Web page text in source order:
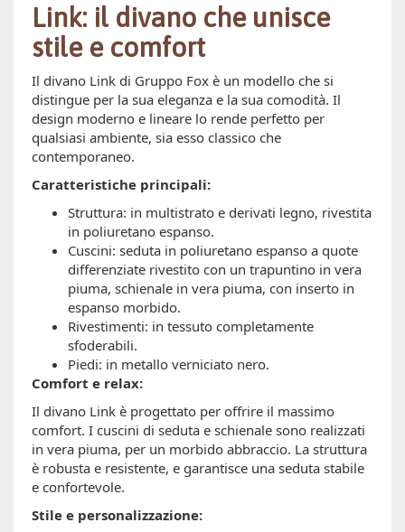
Link: il divano che unisce
stile e comfort
Il divano Link di Gruppo Fox è un modello che si
distingue per la sua eleganza e la sua comodità. Il
design moderno e lineare lo rende perfetto per
qualsiasi ambiente, sia esso classico che
contemporaneo.
Caratteristiche principali:
Struttura: in multistrato e derivati legno, rivestita
in poliuretano espanso.
Cuscini: seduta in poliuretano espanso a quote
differenziate rivestito con un trapuntino in vera
piuma, schienale in vera piuma, con inserto in
espanso morbido.
Rivestimenti: in tessuto completamente
sfoderabili.
Piedi: in metallo verniciato nero.
Comfort e relax:
Il divano Link è progettato per offrire il massimo
comfort. I cuscini di seduta e schienale sono realizzati
in vera piuma, per un morbido abbraccio. La struttura
è robusta e resistente, e garantisce una seduta stabile
e confortevole.
Stile e personalizzazione: